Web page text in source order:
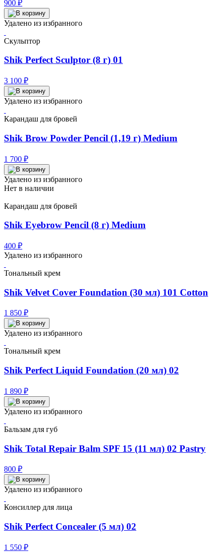
900 ₽
Удалено из избранного
Скульптор
Shik Perfect Sculptor (8 г) 01
3 100 ₽
Удалено из избранного
Карандаш для бровей
Shik Brow Powder Pencil (1,19 г) Medium
1 700 ₽
Удалено из избранного
Нет в наличии
Карандаш для бровей
Shik Eyebrow Pencil (8 г) Medium
400 ₽
Удалено из избранного
Тональный крем
Shik Velvet Cover Foundation (30 мл) 101 Cotton
1 850 ₽
Удалено из избранного
Тональный крем
Shik Perfect Liquid Foundation (20 мл) 02
1 890 ₽
Удалено из избранного
Бальзам для губ
Shik Total Repair Balm SPF 15 (11 мл) 02 Pastry
800 ₽
Удалено из избранного
Консиллер для лица
Shik Perfect Concealer (5 мл) 02
1 550 ₽